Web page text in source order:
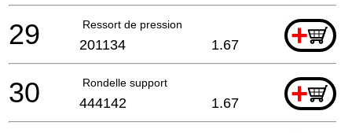
Ressort de pression +
29 201134 1.67
Rondelle support +
30 444142 1.67